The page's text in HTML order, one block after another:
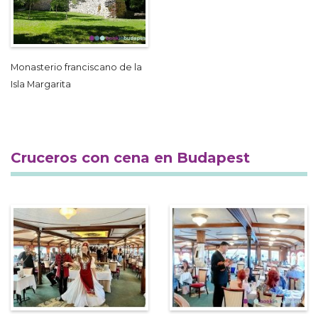
Monasterio franciscano de la
Isla Margarita
Cruceros con cena en Budapest